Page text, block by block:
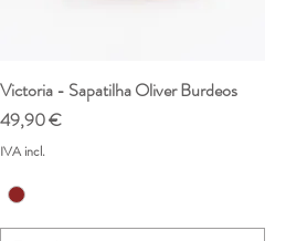
Visualização rápida
Victoria - Sapatilha Oliver Burdeos
Preço
49,90 €
IVA incl.